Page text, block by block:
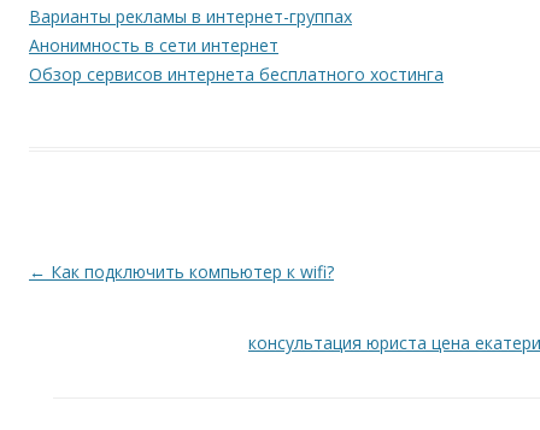
Варианты рекламы в интернет-группах
Анонимность в сети интернет
Обзор сервисов интернета бесплатного хостинга
Навигация по записям
← Как подключить компьютер к wifi?
консультация юриста цена